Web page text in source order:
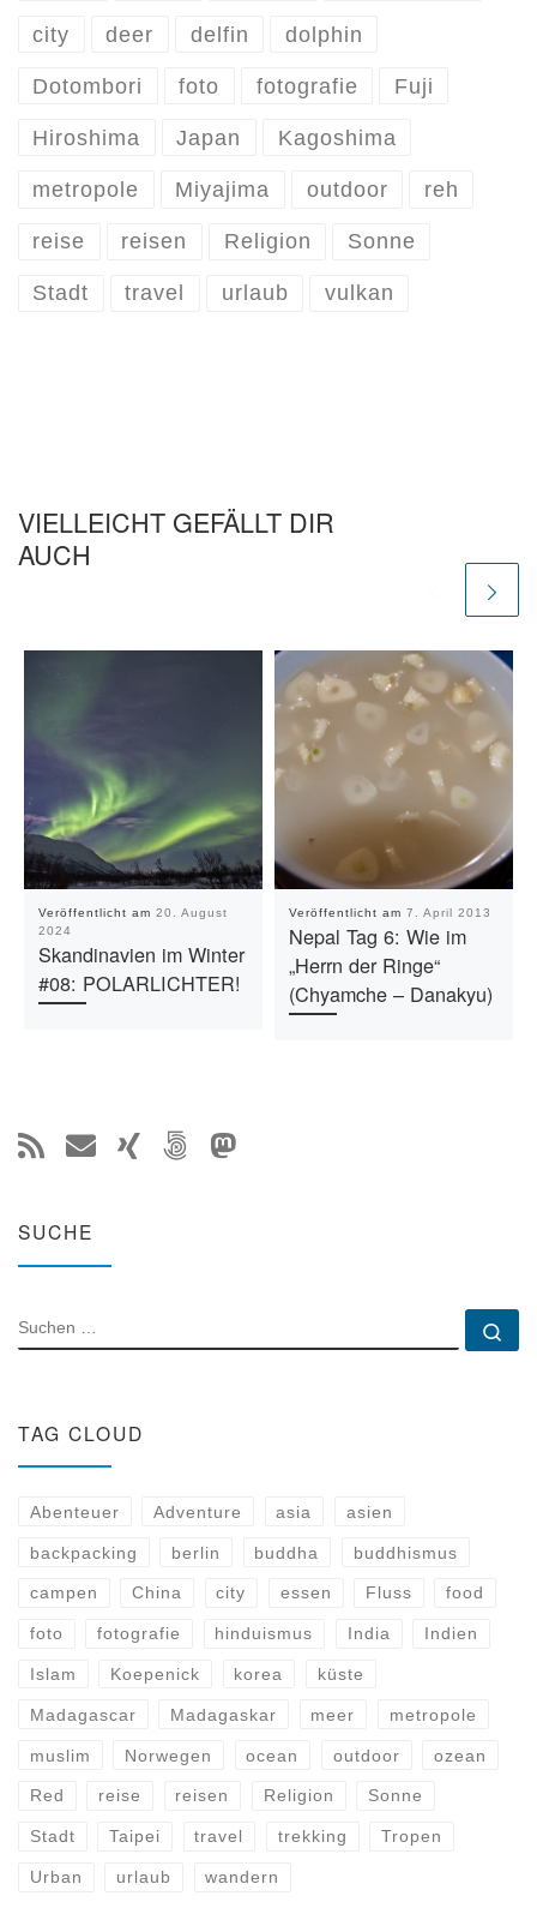
city deer delfin dolphin
Dotombori foto fotografie Fuji
Hiroshima Japan Kagoshima
metropole Miyajima outdoor reh
reise reisen Religion Sonne
Stadt travel urlaub vulkan
VIELLEICHT GEFÄLLT DIR
AUCH
Veröffentlicht am 20. August
2024
Skandinavien im Winter
#08: POLARLICHTER!
Veröffentlicht am 7. April 2013
Nepal Tag 6: Wie im
„Herrn der Ringe“
(Chyamche – Danakyu)
SUCHE
SUCHE
TAG CLOUD
Abenteuer Adventure asia asien
backpacking berlin buddha buddhismus
campen China city essen Fluss food
foto fotografie hinduismus India Indien
Islam Koepenick korea küste
Madagascar Madagaskar meer metropole
muslim Norwegen ocean outdoor ozean
Red reise reisen Religion Sonne
Stadt Taipei travel trekking Tropen
Urban urlaub wandern